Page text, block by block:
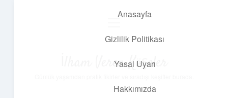
Anasayfa
Gizlilik Politikası
Yasal Uyarı
Hakkımızda
İlham Veren Köşeler